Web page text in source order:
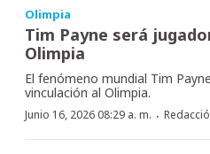
Olimpia
Tim Payne será
Olimpia
El fenómeno mundial Tim
vinculación al Olimpia.
Junio 16, 2026 08:29 a. m. ·